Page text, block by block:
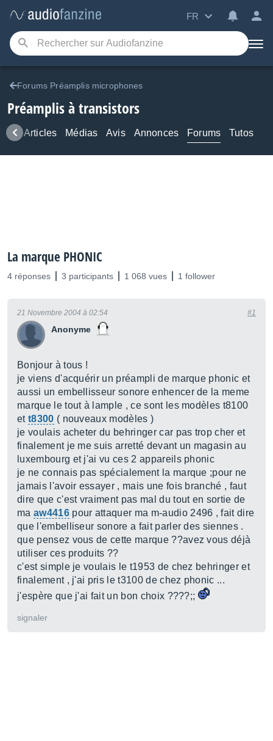
FR
Forums Préamplis microphones
Préamplis à transistors
Articles Médias Avis Annonces Forums Tutos
La marque PHONIC
4 réponses 3 participants 1 068 vues 1 follower
Anonyme
21 Novembre 2004 à 02:54 #1
Bonjour à tous !
je viens d'acquérir un préampli de marque phonic et
aussi un embellisseur sonore enhencer de la meme
marque le tout à lample , ce sont les modèles t8100
et t8300 ( nouveaux modèles )
je voulais acheter du behringer car pas trop cher et
finalement je me suis arretté devant un magasin au
luxembourg et j'ai vu ces 2 appareils phonic
je ne connais pas spécialement la marque ;pour ne
jamais l'avoir essayer , mais une fois branché , faut
dire que c'est vraiment pas mal du tout en sortie de
ma aw4416pour attaquer ma m-audio 2496 , fait dire
que l'embelliseur sonore a fait parler des siennes .
que pensez vous de cette marque ??avez vous déjà
utiliser ces produits ??
c'est simple je voulais le t1953 de chez behringer et
finalement , j'ai pris le t3100 de chez phonic ...
j'espère que j'ai fait un bon choix ????;;
signaler